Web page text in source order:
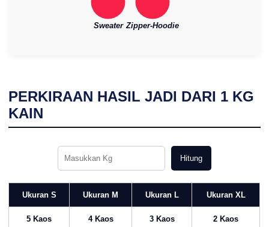
Sweater Zipper-Hoodie
PERKIRAAN HASIL JADI DARI 1 KG
KAIN
Hitung
Ukuran S Ukuran M Ukuran L Ukuran XL
5 Kaos 4 Kaos 3 Kaos 2 Kaos